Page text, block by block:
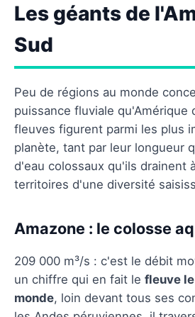
Les géants de
Sud
Peu de régions au monde
puissance fluviale qu'Amérique
fleuves figurent parmi les plus
planète, tant par leur longueur
d'eau colossaux qu'ils drainent
territoires d'une diversité
Amazone : le colosse
209 000 m³/s : c'est le débit
un chiffre qui en fait le fleuve
monde, loin devant tous ses